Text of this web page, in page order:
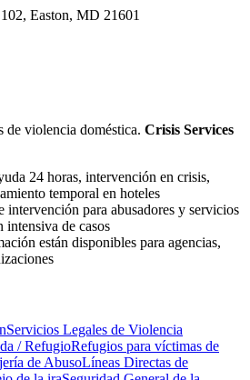
Easton, MD 21601
de violencia doméstica. Crisis Services
24 horas, intervención en crisis,
temporal en hoteles
intervención para abusadores y servicios
intensiva de casos
están disponibles para agencias,
Servicios Legales de Violencia
/ RefugioRefugios para víctimas de
de AbusoLíneas Directas de